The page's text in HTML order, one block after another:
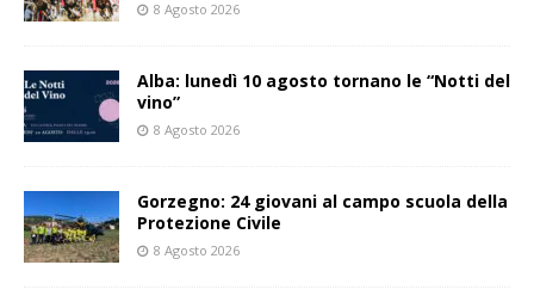
8 Agosto 2026
Alba: lunedì 10 agosto tornano le “Notti del
vino”
8 Agosto 2026
Gorzegno: 24 giovani al campo scuola della
Protezione Civile
8 Agosto 2026